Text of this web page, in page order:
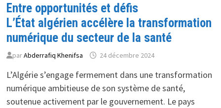
Entre opportunités et défis
L’État algérien accélère la transformation
numérique du secteur de la santé
parAbderrafiq Khenifsa 24 décembre 2024
L’Algérie s’engage fermement dans une transformation
numérique ambitieuse de son système de santé,
soutenue activement par le gouvernement. Le pays